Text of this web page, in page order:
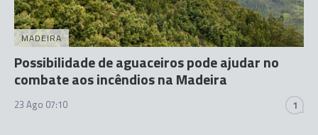
MADEIRA
Possibilidade de aguaceiros pode ajudar no
combate aos incêndios na Madeira
23 Ago 07:10 1